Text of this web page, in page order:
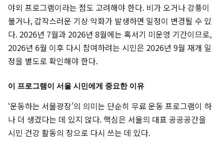
야외 프로그램이라는 점도 고려해야 한다. 비가 오거나 강풍이
불거나, 갑작스러운 기상 악화가 발생하면 일정이 변경될 수 있
다. 2026년 7월과 2026년 8월에는 혹서기 미운영 기간이므로,
2026년 6월 이후 다시 참여하려는 시민은 2026년 9월 재개 일
정을 별도로 확인해야 한다.
이 프로그램이 서울 시민에게 중요한 이유
‘운동하는 서울광장’의 의미는 단순히 무료 운동 프로그램이 하
나 더 생겼다는 데 있지 않다. 핵심은 서울의 대표 공공공간을
시민 건강 활동의 장으로 다시 쓰는 데 있다.